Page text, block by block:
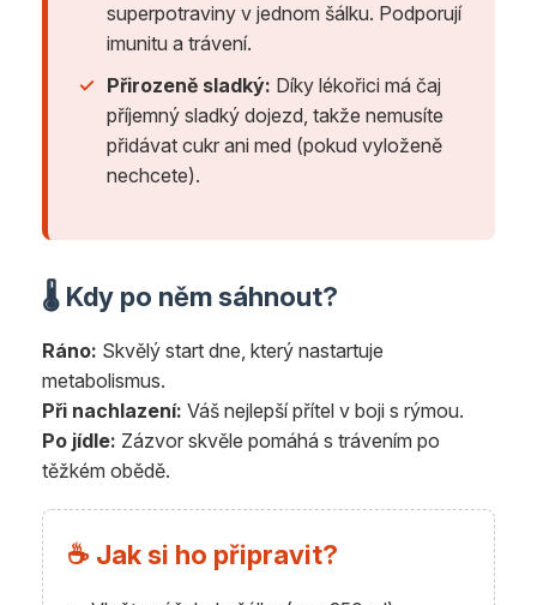
superpotraviny v jednom šálku. Podporují
imunitu a trávení.
✓ Přirozeně sladký: Díky lékořici má čaj
příjemný sladký dojezd, takže nemusíte
přidávat cukr ani med (pokud vyloženě
nechcete).
🌡️ Kdy po něm sáhnout?
Ráno: Skvělý start dne, který nastartuje
metabolismus.
Při nachlazení: Váš nejlepší přítel v boji s rýmou.
Po jídle: Zázvor skvěle pomáhá s trávením po
těžkém obědě.
☕ Jak si ho připravit?